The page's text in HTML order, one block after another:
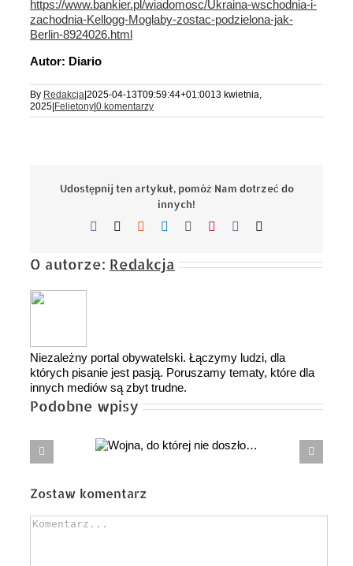
https://www.bankier.pl/wiadomosc/Ukraina-wschodnia-i-
zachodnia-Kellogg-Moglaby-zostac-podzielona-jak-
Berlin-8924026.html
Autor: Diario
By Redakcja|2025-04-13T09:59:44+01:0013 kwietnia,
2025|Felietony|0 komentarzy
Udostępnij ten artykuł, pomóż Nam dotrzeć do
innych!
Facebook Reddit LinkedIn
TumblrPinterest
O autorze: Redakcja
Niezależny portal obywatelski. Łączymy ludzi, dla
których pisanie jest pasją. Poruszamy tematy, które dla
innych mediów są zbyt trudne.
Podobne wpisy
Czy naprawdę dziś powinniśmy mówić
Zostaw komentarz
Comment